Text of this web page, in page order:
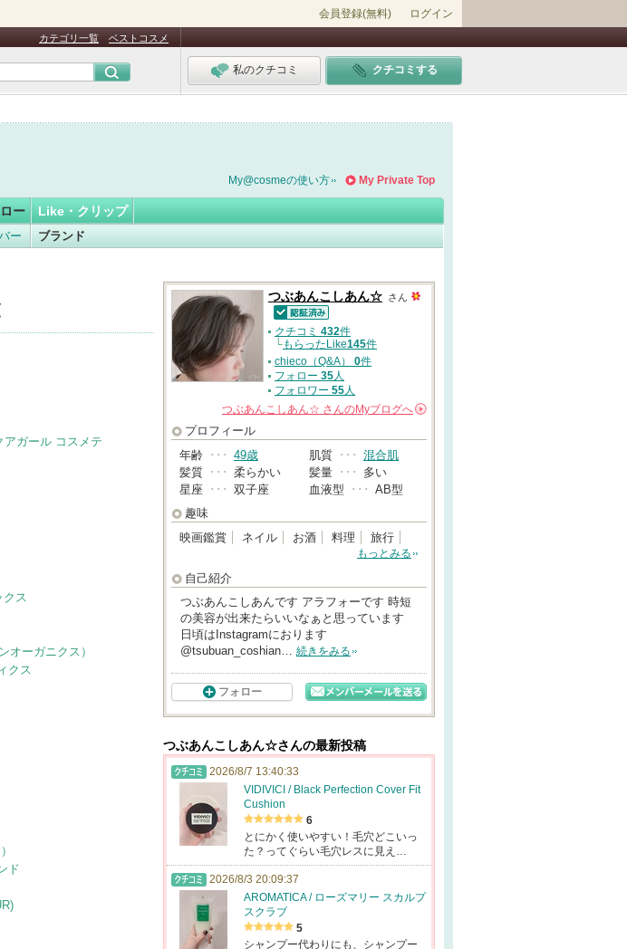
会員登録(無料) ログイン
カテゴリ一覧 ベストコスメ
私のクチコミ クチコミする
ん
認
証
My Private Top
My@cosmeの使い方
ー
ー ブランド
Like・クリップ
ガール コスメテ
クス
オーガニクス）
クス
ド
つぶあんこしあん☆ さん
認証済
クチコミ 432件
└もらったLike145件
chieco（Q&A） 0件
フォロー 35人
フォロワー 55人
つぶあんこしあん☆ さんのMyブログへ
プロフィール
年齢 ･･･ 49歳 肌質 ･･･ 混合肌
髪質 ･･･ 柔らかい 髪量 ･･･
多い
星座 ･･･ 双子座 血液型 ･･･ AB型
趣味
映画鑑賞
ネイル お酒 料理 旅行
もっとみる
自己紹介
つぶあんこしあんです アラフォーです 時短
の美容が出来たらいいなぁと思っています
日頃はInstagramにおります
@tsubuan_coshian… 続きをみる
フォロー
つぶあんこしあん☆さんの最新投稿
2026/8/7 13:40:33
VIDIVICI / Black Perfection Cover Fit
Cushion
6
とにかく使いやすい！毛穴どこいっ
た？ってぐらい毛穴レスに見え…
2026/8/3 20:09:37
AROMATICA / ローズマリー スカルプ
スクラブ
5
シャンプー代わりにも、シャンプー